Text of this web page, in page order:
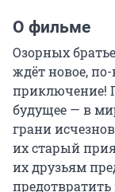
О фильме
Озорных
ждёт новое,
приключение!
будущее — в
грани
их старый
их друзьям